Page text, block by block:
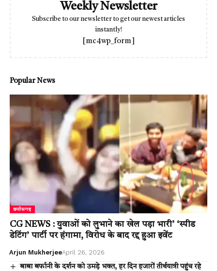
Weekly Newsletter
Subscribe to our newsletter to get our newest articles
instantly!
[mc4wp_form]
Popular News
छत्तीसगढ़
CG NEWS : युवाओं को लुभाने का खेल पड़ा भारी’ ‘स्पीड
डेटिंग’ पार्टी पर हंगामा, विरोध के बाद रद्द हुआ इवेंट
Arjun MukherjeeApril 26, 2026
बाबा बर्फानी के दर्शन को उमड़े भक्त, हर दिन हजारों तीर्थयात्री पहुंच रहे